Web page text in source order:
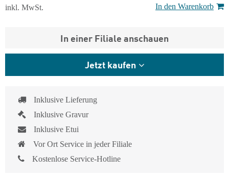
inkl. MwSt.
In den Warenkorb
In einer Filiale anschauen
Jetzt kaufen
Inklusive Lieferung
Inklusive Gravur
Inklusive Etui
Vor Ort Service in jeder Filiale
Kostenlose Service-Hotline